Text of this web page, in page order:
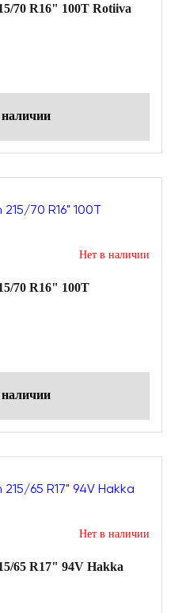
70 R16" 100T Rotiiva
Нет в наличии
70 R16" 100T
Нет в наличии
65 R17" 94V Hakka